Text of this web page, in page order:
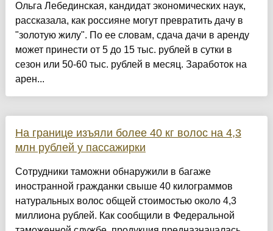
Ольга Лебединская, кандидат экономических наук,
рассказала, как россияне могут превратить дачу в
"золотую жилу". По ее словам, сдача дачи в аренду
может принести от 5 до 15 тыс. рублей в сутки в
сезон или 50-60 тыс. рублей в месяц. Заработок на
арен...
На границе изъяли более 40 кг волос на 4,3
млн рублей у пассажирки
Сотрудники таможни обнаружили в багаже
иностранной гражданки свыше 40 килограммов
натуральных волос общей стоимостью около 4,3
миллиона рублей. Как сообщили в Федеральной